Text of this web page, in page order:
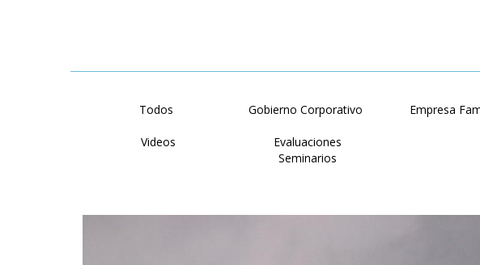
Todos Gobierno Corporativo Empresa
Videos
Evaluaciones
Seminarios